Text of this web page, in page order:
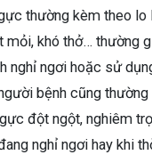
thường kèm theo lo
mỏi, khó thở… thường
nghỉ ngơi hoặc sử
bệnh cũng
đột ngột, nghiêm
nghỉ ngơi hay khi